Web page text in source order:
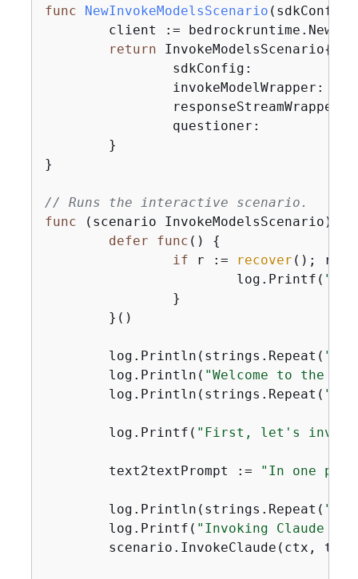
func
NewInvokeModelsScenario (sdkConfig
return InvokeModelsScenario{
invokeModelWrapper:
}
// Runs the interactive scenario.
func
(scenario InvokeModelsScenario)
defer
func ()
{
if r := recover (); r
			log.Printf(
	log.Println(strings.Repeat(
"="
	log.Println(
"Welcome to the
	log.Println(strings.Repeat(
"="
	log.Printf(
"First, let's invoke
	text2textPrompt :=
"In one
	log.Println(strings.Repeat(
"-"
	log.Printf(
"Invoking Claude